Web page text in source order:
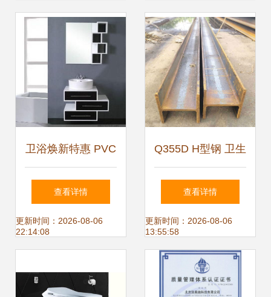
的跨越 时
卫浴焕新特惠 PVC
卫浴柜0108搭配橡
木浴室柜，性价比
查看详情
更新时间：2026-08-06
22:14:08
Q355D H型钢 卫生
洁具与建筑装饰材
料的多能之选
查看详情
更新时间：2026-08-06
13:55:58